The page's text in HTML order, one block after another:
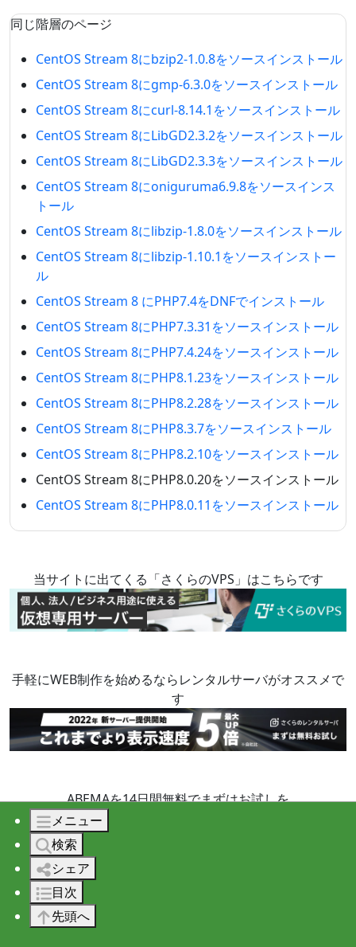
同じ階層のページ
CentOS Stream 8にbzip2-1.0.8をソースインストール
CentOS Stream 8にgmp-6.3.0をソースインストール
CentOS Stream 8にcurl-8.14.1をソースインストール
CentOS Stream 8にLibGD2.3.2をソースインストール
CentOS Stream 8にLibGD2.3.3をソースインストール
CentOS Stream 8にoniguruma6.9.8をソースインス
トール
CentOS Stream 8にlibzip-1.8.0をソースインストール
CentOS Stream 8にlibzip-1.10.1をソースインストー
ル
CentOS Stream 8 にPHP7.4をDNFでインストール
CentOS Stream 8にPHP7.3.31をソースインストール
CentOS Stream 8にPHP7.4.24をソースインストール
CentOS Stream 8にPHP8.1.23をソースインストール
CentOS Stream 8にPHP8.2.28をソースインストール
CentOS Stream 8にPHP8.3.7をソースインストール
CentOS Stream 8にPHP8.2.10をソースインストール
CentOS Stream 8にPHP8.0.20をソースインストール
CentOS Stream 8にPHP8.0.11をソースインストール
当サイトに出てくる「さくらのVPS」はこちらです
手軽にWEB制作を始めるならレンタルサーバがオススメで
す
ABEMAを14日間無料でまずはお試しを
メニュー
検索
シェア
目次
先頭へ